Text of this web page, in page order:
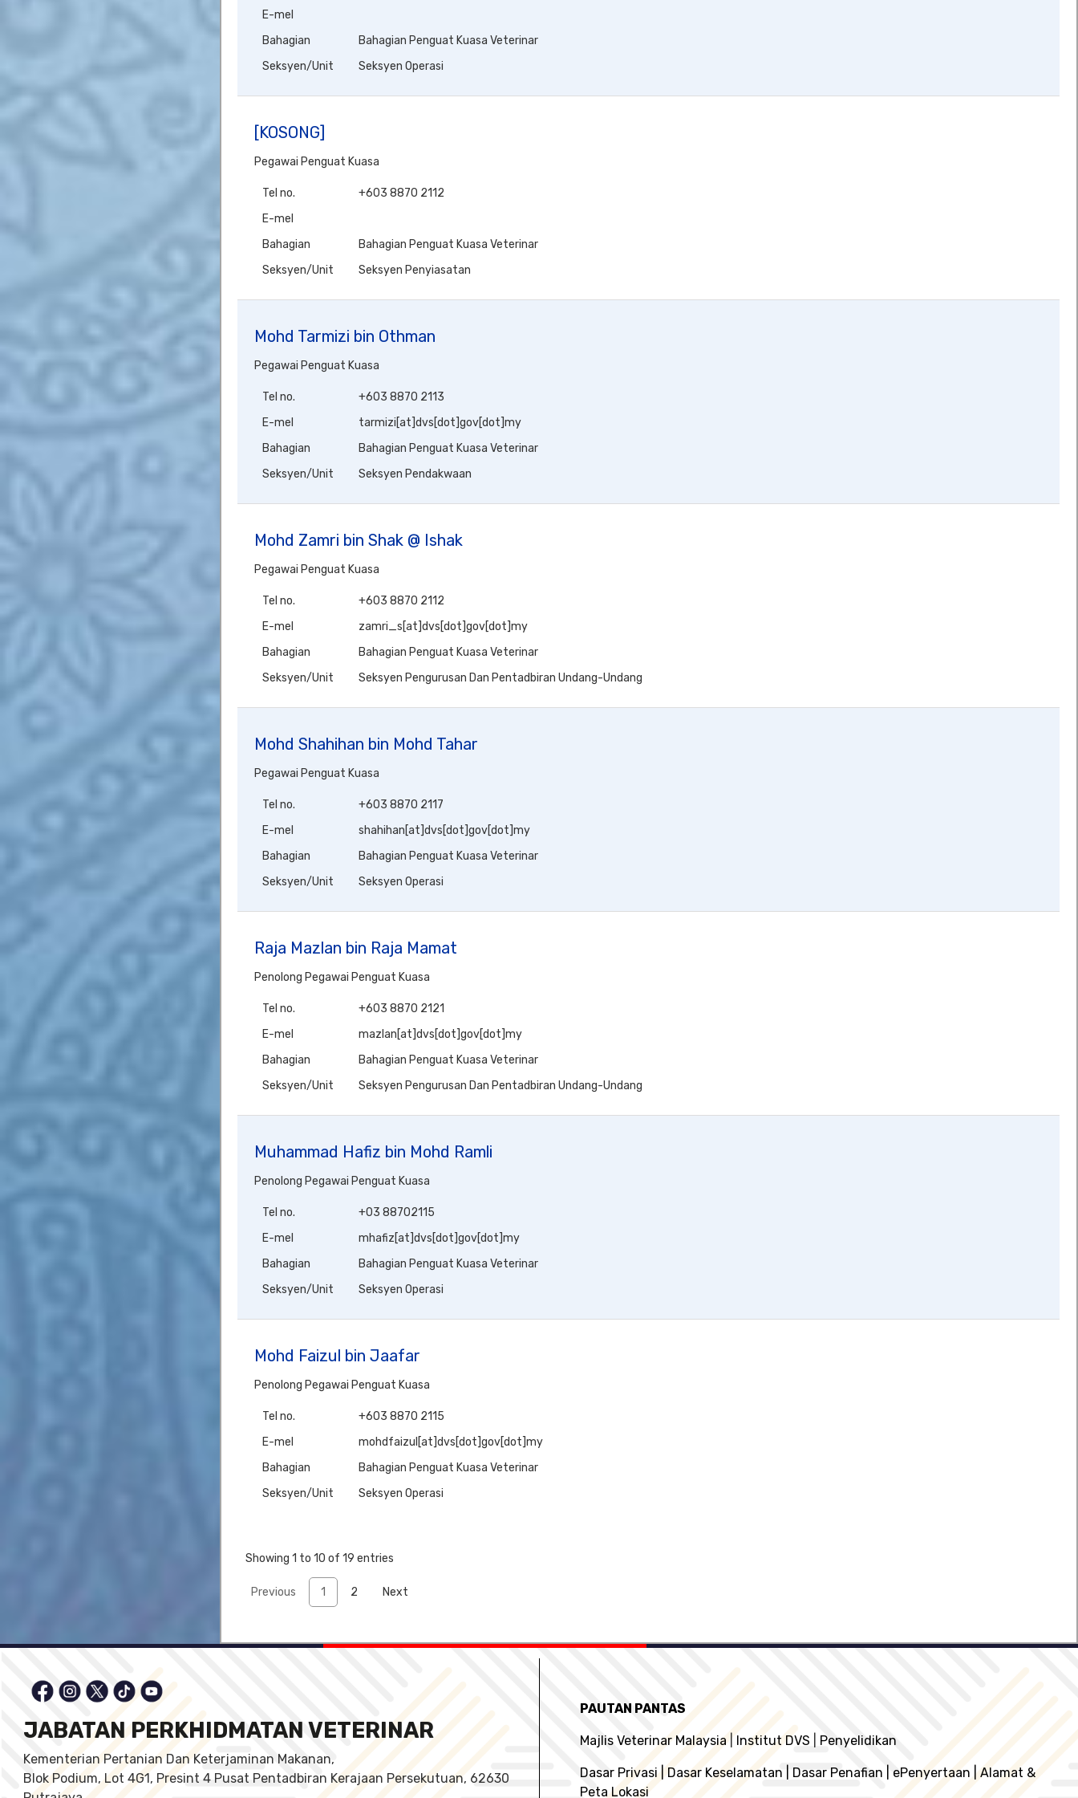
E-mel
Bahagian
Bahagian Penguat Kuasa Veterinar
Seksyen/Unit
Seksyen Operasi
[KOSONG]
Pegawai Penguat Kuasa
Tel no.
+603 8870 2112
E-mel
Bahagian
Bahagian Penguat Kuasa Veterinar
Seksyen/Unit
Seksyen Penyiasatan
Mohd Tarmizi bin Othman
Pegawai Penguat Kuasa
Tel no.
+603 8870 2113
E-mel
tarmizi[at]dvs[dot]gov[dot]my
Bahagian
Bahagian Penguat Kuasa Veterinar
Seksyen/Unit
Seksyen Pendakwaan
Mohd Zamri bin Shak @ Ishak
Pegawai Penguat Kuasa
Tel no.
+603 8870 2112
E-mel
zamri_s[at]dvs[dot]gov[dot]my
Bahagian
Bahagian Penguat Kuasa Veterinar
Seksyen/Unit
Seksyen Pengurusan Dan Pentadbiran Undang-Undang
Mohd Shahihan bin Mohd Tahar
Pegawai Penguat Kuasa
Tel no.
+603 8870 2117
E-mel
shahihan[at]dvs[dot]gov[dot]my
Bahagian
Bahagian Penguat Kuasa Veterinar
Seksyen/Unit
Seksyen Operasi
Raja Mazlan bin Raja Mamat
Penolong Pegawai Penguat Kuasa
Tel no.
+603 8870 2121
E-mel
mazlan[at]dvs[dot]gov[dot]my
Bahagian
Bahagian Penguat Kuasa Veterinar
Seksyen/Unit
Seksyen Pengurusan Dan Pentadbiran Undang-Undang
Muhammad Hafiz bin Mohd Ramli
Penolong Pegawai Penguat Kuasa
Tel no.
+03 88702115
E-mel
mhafiz[at]dvs[dot]gov[dot]my
Bahagian
Bahagian Penguat Kuasa Veterinar
Seksyen/Unit
Seksyen Operasi
Mohd Faizul bin Jaafar
Penolong Pegawai Penguat Kuasa
Tel no.
+603 8870 2115
E-mel
mohdfaizul[at]dvs[dot]gov[dot]my
Bahagian
Bahagian Penguat Kuasa Veterinar
Seksyen/Unit
Seksyen Operasi
Showing 1 to 10 of 19 entries
Previous 1 2 Next
JABATAN PERKHIDMATAN VETERINAR
Kementerian Pertanian Dan Keterjaminan Makanan,
Blok Podium, Lot 4G1, Presint 4 Pusat Pentadbiran Kerajaan Persekutuan, 62630
PAUTAN PANTAS
Majlis Veterinar Malaysia Institut DVS Penyelidikan
Dasar Privasi Dasar Keselamatan Dasar Penafian ePenyertaan |Alamat &
Peta Lokasi